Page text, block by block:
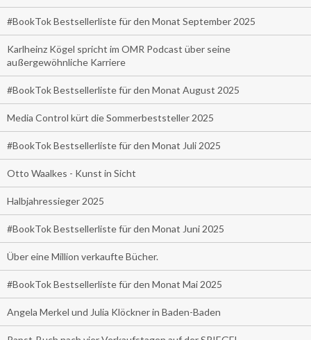
#BookTok Bestsellerliste für den Monat September 2025
Karlheinz Kögel spricht im OMR Podcast über seine
außergewöhnliche Karriere
#BookTok Bestsellerliste für den Monat August 2025
Media Control kürt die Sommerbeststeller 2025
#BookTok Bestsellerliste für den Monat Juli 2025
Otto Waalkes - Kunst in Sicht
Halbjahressieger 2025
#BookTok Bestsellerliste für den Monat Juni 2025
Über eine Million verkaufte Bücher.
#BookTok Bestsellerliste für den Monat Mai 2025
Angela Merkel und Julia Klöckner in Baden-Baden